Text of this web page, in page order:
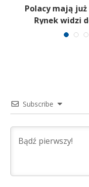
Polacy mają już
Rynek widzi
Subscribe